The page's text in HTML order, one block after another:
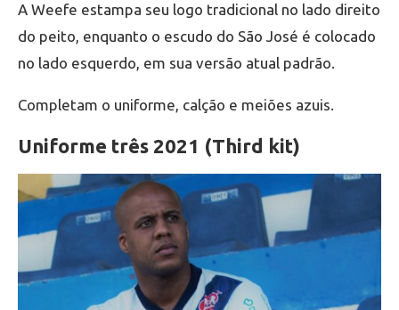
A Weefe estampa seu logo tradicional no lado direito
do peito, enquanto o escudo do São José é colocado
no lado esquerdo, em sua versão atual padrão.
Completam o uniforme, calção e meiões azuis.
Uniforme três 2021 (Third kit)